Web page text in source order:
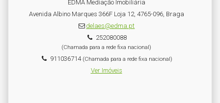
EDMA Mediação Imobiliária
Avenida Albino Marques 366F Loja 12, 4765-096, Braga
delaes@edma.pt
252080088
(Chamada para a rede fixa nacional)
911036714(Chamada para a rede fixa nacional)
Ver Imóveis